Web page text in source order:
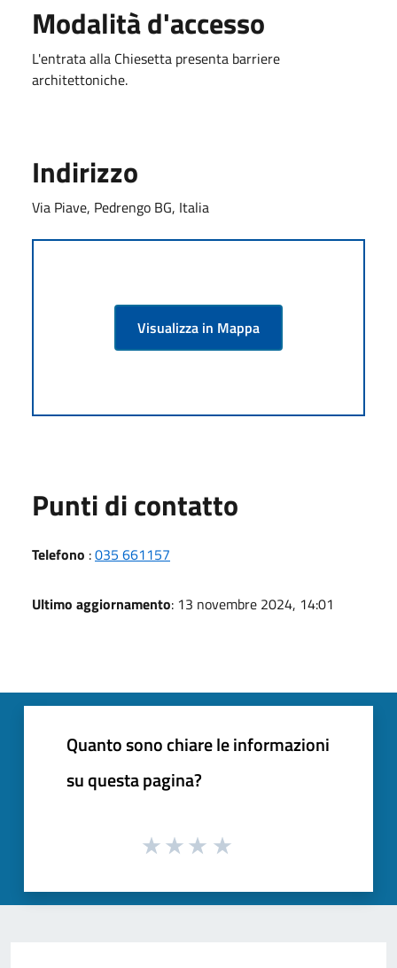
Modalità d'accesso
L'entrata alla Chiesetta presenta barriere
architettoniche.
Indirizzo
Via Piave, Pedrengo BG, Italia
Visualizza in Mappa
Punti di contatto
Telefono :035 661157
Ultimo aggiornamento: 13 novembre 2024, 14:01
Quanto sono chiare le informazioni
su questa pagina?